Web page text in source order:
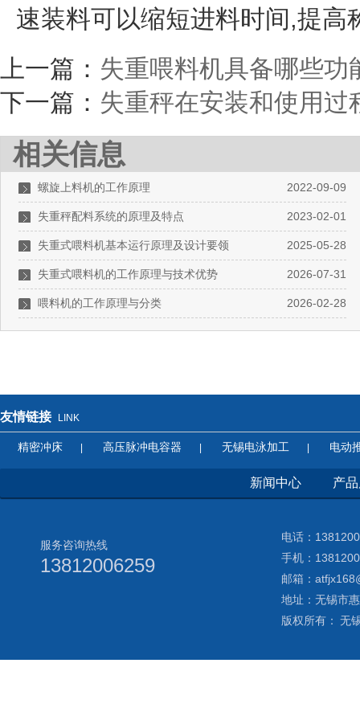
速装料可以缩短进料时间,提高
上一篇： 失重喂料机具备哪些功
下一篇： 失重秤在安装和使用过
相关信息
2022-09-09
螺旋上料机的工作原理
2023-02-01
失重秤配料系统的原理及特点
2025-05-28
失重式喂料机基本运行原理及设计要领
2026-07-31
失重式喂料机的工作原理与技术优势
2026-02-28
喂料机的工作原理与分类
友情链接 LINK
精密冲床 高压脉冲电容器 无锡电泳加工 电动
新闻中心 产
服务咨询热线
13812006259
电话：
手机：
邮箱：
地址：无锡市
版权所有： 无